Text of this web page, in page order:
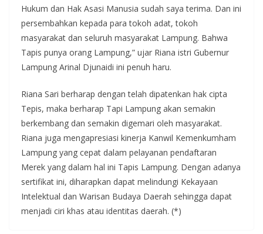
Hukum dan Hak Asasi Manusia sudah saya terima. Dan ini
persembahkan kepada para tokoh adat, tokoh
masyarakat dan seluruh masyarakat Lampung. Bahwa
Tapis punya orang Lampung,” ujar Riana istri Gubernur
Lampung Arinal Djunaidi ini penuh haru.
Riana Sari berharap dengan telah dipatenkan hak cipta
Tepis, maka berharap Tapi Lampung akan semakin
berkembang dan semakin digemari oleh masyarakat.
Riana juga mengapresiasi kinerja Kanwil Kemenkumham
Lampung yang cepat dalam pelayanan pendaftaran
Merek yang dalam hal ini Tapis Lampung. Dengan adanya
sertifikat ini, diharapkan dapat melindungi Kekayaan
Intelektual dan Warisan Budaya Daerah sehingga dapat
menjadi ciri khas atau identitas daerah. (*)